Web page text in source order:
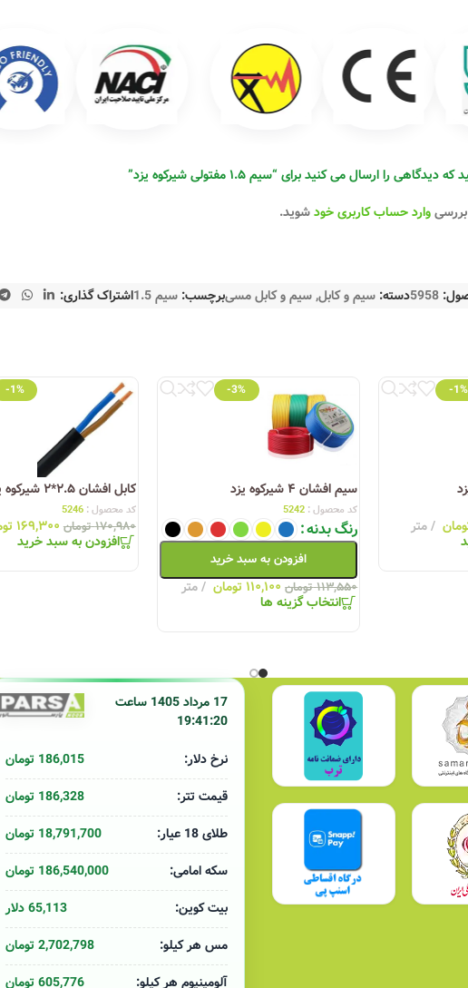
را ارسال می کنید برای “سیم ۱.۵ مفتولی شیرکوه یزد”
وارد حساب کاربری خودشوید.
5958دسته: سیم و کابل,سیم و کابل مسیبرچسب: سیم 1.5 اشتراک گذاری:
-1%
متر
-3%
سیم افشان ۴ شیرکوه یزد
کد محصول : 5242
رنگ بدنه
افزودن به سبد خرید
۱۱۳,۵۵۰ تومان ۱۱۰,۱۰۰ تومان متر
انتخاب گزینه ها
-1%
کابل افشان ۲.۵*۲ شیرکوه یزد
کد محصول :5246
۱۷۰,۹۸۰ تومان ۱۶۹,۳۰۰
افزودن به سبد خرید
17 مرداد 1405 ساعت
19:41:20
نرخ دلار:
186,015 تومان
قیمت تتر:
186,328 تومان
طلای 18 عیار:
18,791,700 تومان
سکه امامی:
186,540,000 تومان
بیت کوین:
65,113 دلار
مس هر کیلو:
2,702,798 تومان
آلومینیوم هر کیلو:
605,776 تومان